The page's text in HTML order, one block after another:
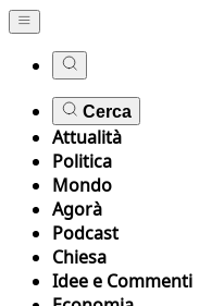
Cerca
Attualità
Politica
Mondo
Agorà
Podcast
Chiesa
Idee e Commenti